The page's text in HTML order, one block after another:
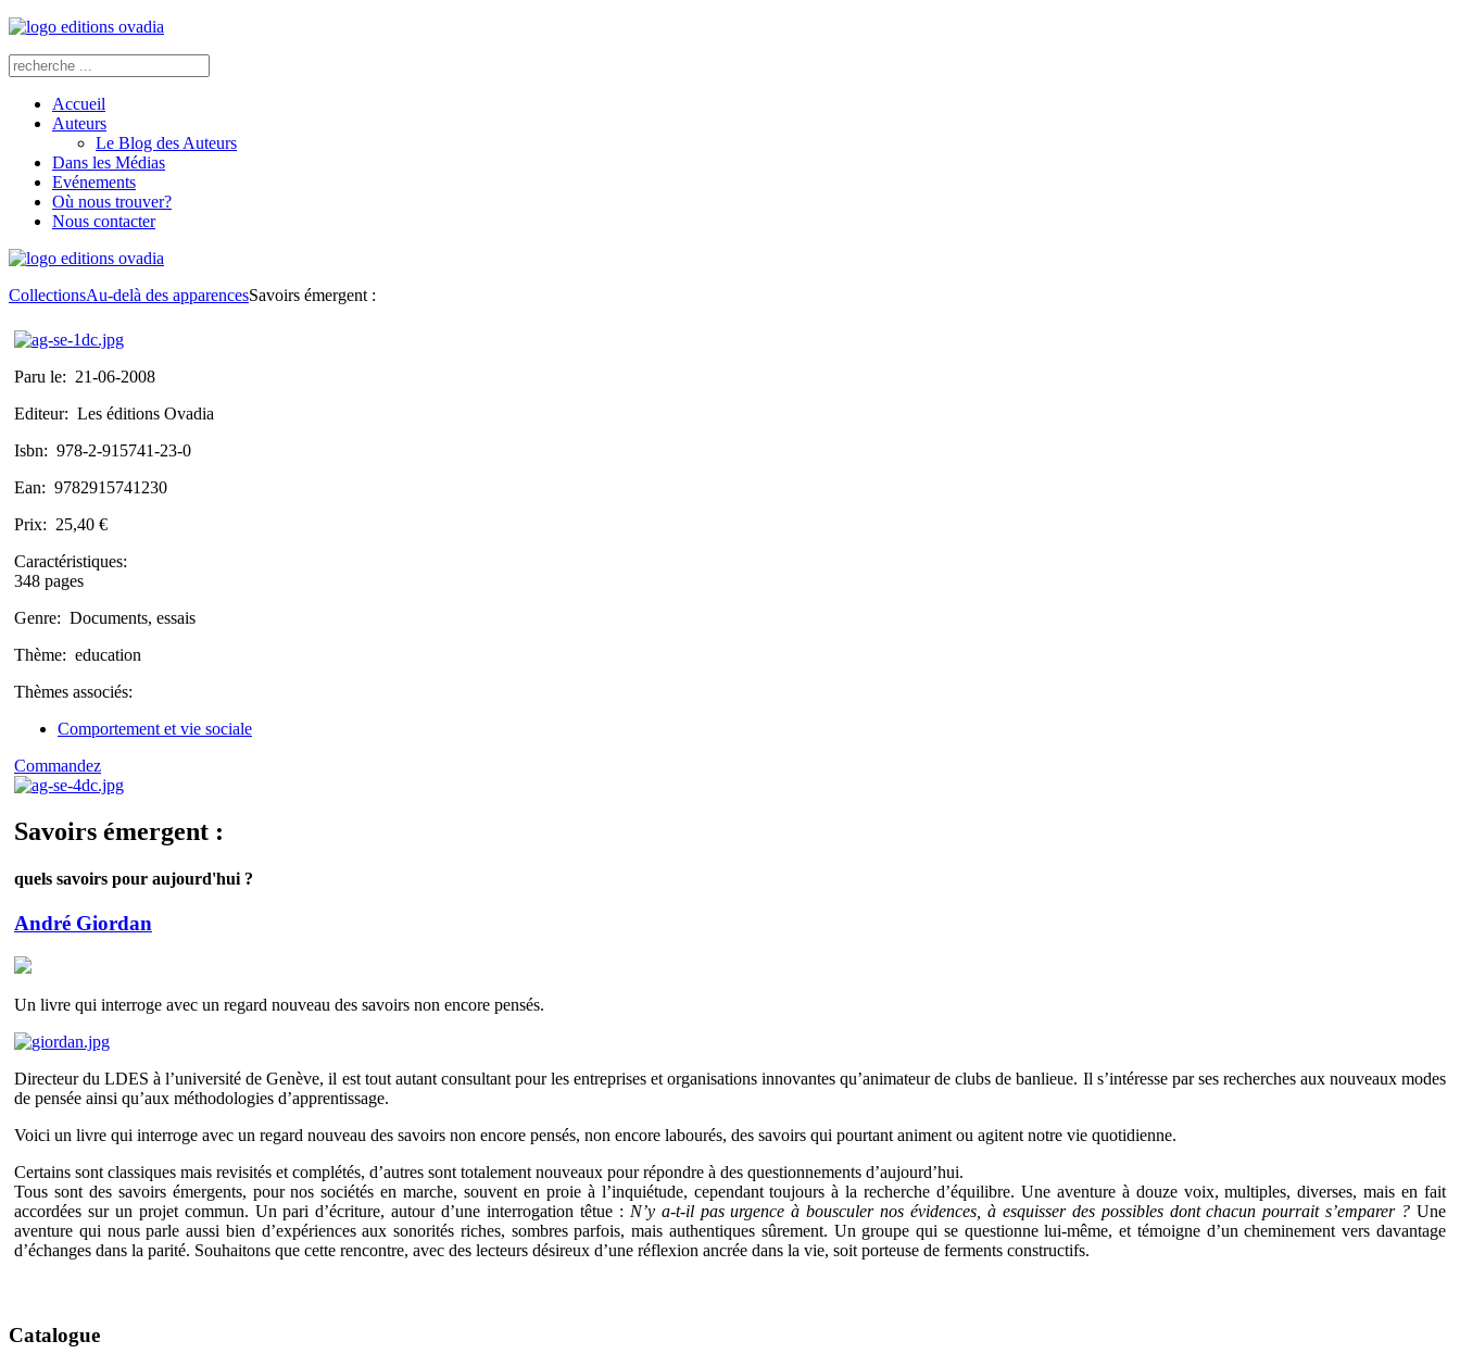
Accueil
Auteurs
Le Blog des Auteurs
Dans les Médias
Evénements
Où nous trouver?
Nous contacter
CollectionsAu-delà des apparencesSavoirs émergent :
Paru le: 21-06-2008
Editeur: Les éditions Ovadia
Isbn: 978-2-915741-23-0
Ean: 9782915741230
Prix: 25,40 €
Caractéristiques:
348 pages
Genre: Documents, essais
Thème: education
Thèmes associés:
Comportement et vie sociale
Commandez
Savoirs émergent :
quels savoirs pour aujourd'hui ?
André Giordan
Un livre qui interroge avec un regard nouveau des savoirs non encore pensés.
Directeur du LDES à l’université de Genève, il est tout autant consultant pour les entreprises et organisations innovantes qu’animateur de clubs de banlieue. Il s’intéresse par ses recherches aux nouveaux modes
de pensée ainsi qu’aux méthodologies d’apprentissage.
Voici un livre qui interroge avec un regard nouveau des savoirs non encore pensés, non encore labourés, des savoirs qui pourtant animent ou agitent notre vie quotidienne.
Certains sont classiques mais revisités et complétés, d’autres sont totalement nouveaux pour répondre à des questionnements d’aujourd’hui.
Tous sont des savoirs émergents, pour nos sociétés en marche, souvent en proie à l’inquiétude, cependant toujours à la recherche d’équilibre. Une aventure à douze voix, multiples, diverses, mais en fait
accordées sur un projet commun. Un pari d’écriture, autour d’une interrogation têtue : N’y a-t-il pas urgence à bousculer nosévidences, à esquisser des possibles dontchacun pourrait s’emparer ?Une
aventure qui nous parle aussi bien d’expériences aux sonorités riches, sombres parfois, mais authentiques sûrement. Un groupe qui se questionne lui-même, et témoigne d’un cheminement vers davantage
d’échanges dans la parité. Souhaitons que cette rencontre, avec des lecteurs désireux d’une réflexion ancrée dans la vie, soit porteuse de ferments constructifs.
Catalogue